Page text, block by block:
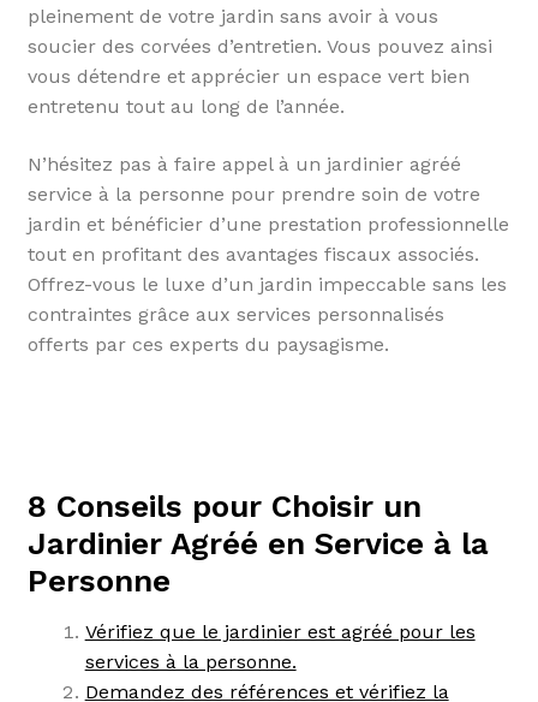
pleinement de votre jardin sans avoir à vous
soucier des corvées d’entretien. Vous pouvez ainsi
vous détendre et apprécier un espace vert bien
entretenu tout au long de l’année.
N’hésitez pas à faire appel à un jardinier agréé
service à la personne pour prendre soin de votre
jardin et bénéficier d’une prestation professionnelle
tout en profitant des avantages fiscaux associés.
Offrez-vous le luxe d’un jardin impeccable sans les
contraintes grâce aux services personnalisés
offerts par ces experts du paysagisme.
8 Conseils pour Choisir un
Jardinier Agréé en Service à la
Personne
Vérifiez que le jardinier est agréé pour les
services à la personne.
Demandez des références et vérifiez la